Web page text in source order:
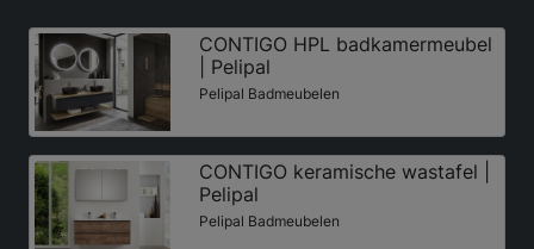
CONTIGO HPL badkamermeubel
| Pelipal
Pelipal Badmeubelen
CONTIGO keramische wastafel |
Pelipal
Pelipal Badmeubelen